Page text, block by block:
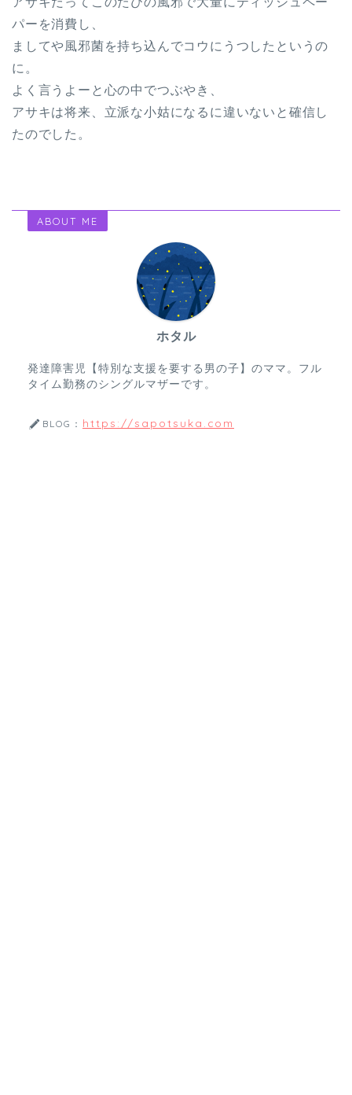
パーを消費し、
ましてや風邪菌を持ち込んでコウにうつしたというの
に。
よく言うよーと心の中でつぶやき、
アサキは将来、立派な小姑になるに違いないと確信し
たのでした。
ABOUT ME
ホタル
発達障害児【特別な支援を要する男の子】のママ。フル
タイム勤務のシングルマザーです。
BLOG： https://sapotsuka.com